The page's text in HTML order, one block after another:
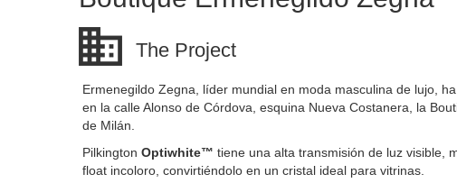
The Project
Ermenegildo Zegna, líder mundial en moda masculina de lujo,
en la calle Alonso de Córdova, esquina Nueva Costanera, la
de Milán.
Pilkington Optiwhite™ tiene una alta transmisión de luz visible,
float incoloro, convirtiéndolo en un cristal ideal para vitrinas.